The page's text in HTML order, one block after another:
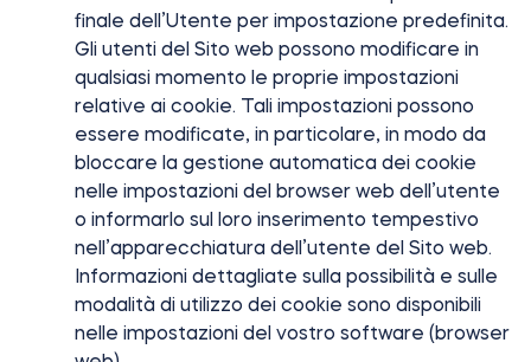
finale dell’Utente per impostazione predefinita.
Gli utenti del Sito web possono modificare in
qualsiasi momento le proprie impostazioni
relative ai cookie. Tali impostazioni possono
essere modificate, in particolare, in modo da
bloccare la gestione automatica dei cookie
nelle impostazioni del browser web dell’utente
o informarlo sul loro inserimento tempestivo
nell’apparecchiatura dell’utente del Sito web.
Informazioni dettagliate sulla possibilità e sulle
modalità di utilizzo dei cookie sono disponibili
nelle impostazioni del vostro software (browser